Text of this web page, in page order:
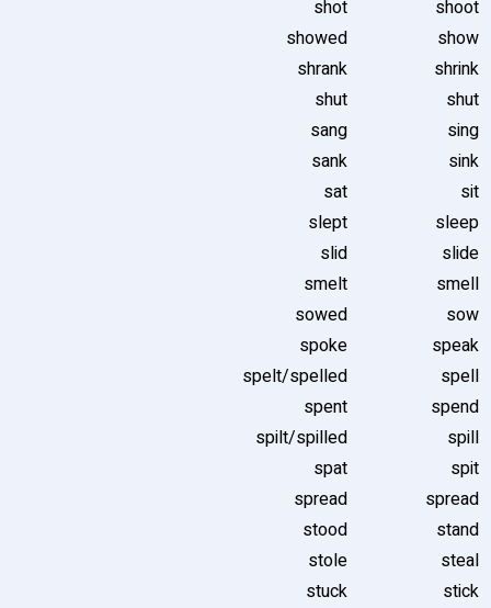
shoot
shot
show
showed
shrink
shrank
shut
shut
sing
sang
sink
sank
sit
sat
sleep
slept
slide
slid
smell
smelt
sow
sowed
speak
spoke
spell
spelt/spelled
spend
spent
spill
spilt/spilled
spit
spat
spread
spread
stand
stood
steal
stole
stick
stuck